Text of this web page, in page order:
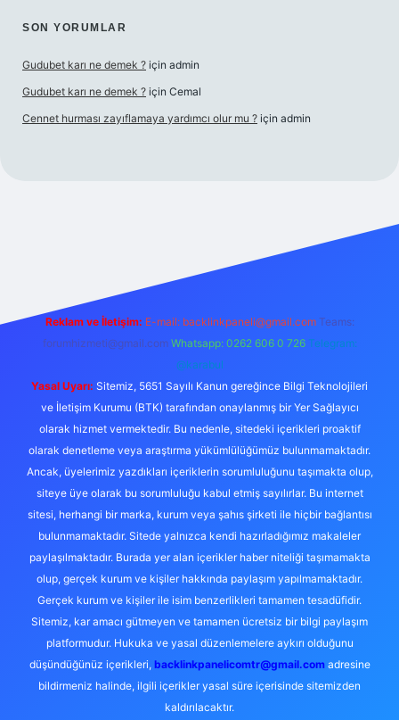
SON YORUMLAR
Gudubet karı ne demek ? için admin
Gudubet karı ne demek ? için Cemal
Cennet hurması zayıflamaya yardımcı olur mu ? için admin
Reklam ve İletişim: E-mail: backlinkpaneli@gmail.com Teams:
forumhizmeti@gmail.com Whatsapp: 0262 606 0 726 Telegram:
@karabul
Yasal Uyarı: Sitemiz, 5651 Sayılı Kanun gereğince Bilgi Teknolojileri
ve İletişim Kurumu (BTK) tarafından onaylanmış bir Yer Sağlayıcı
olarak hizmet vermektedir. Bu nedenle, sitedeki içerikleri proaktif
olarak denetleme veya araştırma yükümlülüğümüz bulunmamaktadır.
Ancak, üyelerimiz yazdıkları içeriklerin sorumluluğunu taşımakta olup,
siteye üye olarak bu sorumluluğu kabul etmiş sayılırlar. Bu internet
sitesi, herhangi bir marka, kurum veya şahıs şirketi ile hiçbir bağlantısı
bulunmamaktadır. Sitede yalnızca kendi hazırladığımız makaleler
paylaşılmaktadır. Burada yer alan içerikler haber niteliği taşımamakta
olup, gerçek kurum ve kişiler hakkında paylaşım yapılmamaktadır.
Gerçek kurum ve kişiler ile isim benzerlikleri tamamen tesadüfidir.
Sitemiz, kar amacı gütmeyen ve tamamen ücretsiz bir bilgi paylaşım
platformudur. Hukuka ve yasal düzenlemelere aykırı olduğunu
düşündüğünüz içerikleri, backlinkpanelicomtr@gmail.comadresine
bildirmeniz halinde, ilgili içerikler yasal süre içerisinde sitemizden
kaldırılacaktır.